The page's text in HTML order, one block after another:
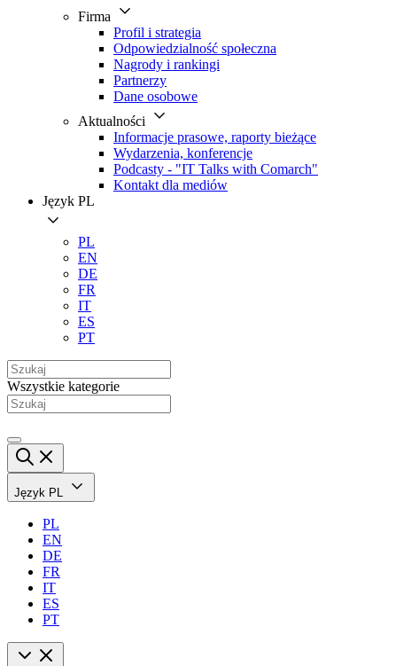
Firma
Profil i strategia
Odpowiedzialność społeczna
Nagrody i rankingi
Partnerzy
Dane osobowe
Aktualności
Informacje prasowe, raporty bieżące
Wydarzenia, konferencje
Podcasty - "IT Talks with Comarch"
Kontakt dla mediów
Język PL
PL
EN
DE
FR
IT
ES
PT
Wszystkie kategorie
Język PL
PL
EN
DE
FR
IT
ES
PT